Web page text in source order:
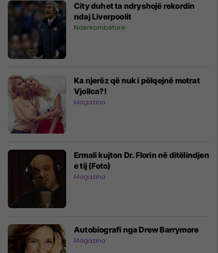
City duhet ta ndryshojë rekordin
ndaj Liverpoolit
Ndërkombëtare
Ka njerëz që nuk i pëlqejnë motrat
Vjollca?!
Magazina
Ermali kujton Dr. Florin në ditëlindjen
e tij (Foto)
Magazina
Autobiografi nga Drew Barrymore
Magazina